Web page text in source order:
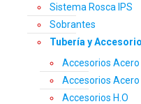
Sistema Rosca IPS
Sobrantes
Tubería y
Accesorios
Accesorios Acero
Accesorios H.O